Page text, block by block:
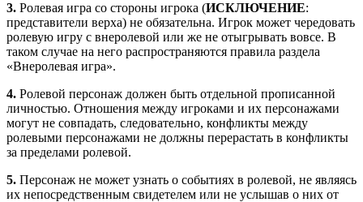
3. Ролевая игра со стороны игрока (ИСКЛЮЧЕНИЕ:
представители верха) не обязательна. Игрок может чередовать
ролевую игру с внеролевой или же не отыгрывать вовсе. В
таком случае на него распространяются правила раздела
«Внеролевая игра».
4. Ролевой персонаж должен быть отдельной прописанной
личностью. Отношения между игроками и их персонажами
могут не совпадать, следовательно, конфликты между
ролевыми персонажами не должны перерастать в конфликты
за пределами ролевой.
5. Персонаж не может узнать о событиях в ролевой, не являясь
их непосредственным свидетелем или не услышав о них от